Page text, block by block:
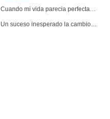
Cuando mi vida parecia perfecta…
Un suceso inesperado la cambio…